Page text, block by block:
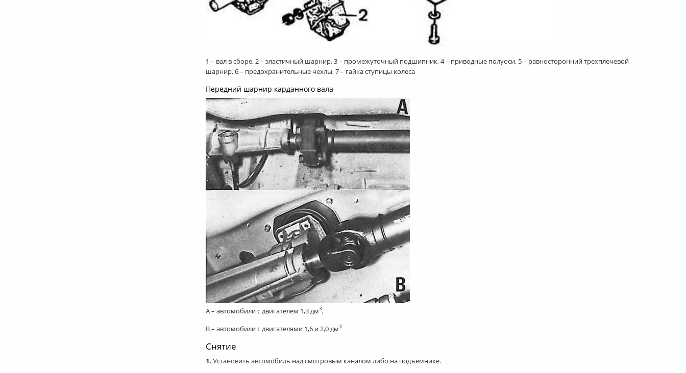
1 – вал в сборе, 2 – эластичный шарнир, 3 – промежуточный подшипник, 4 – приводные полуоси, 5 – равносторонний трехплечевой
шарнир, 6 – предохранительные чехлы, 7 – гайка ступицы колеса
Передний шарнир карданного вала
А – автомобили с двигателем 1,3 дм3,
В – автомобили с двигателями 1,6 и 2,0 дм3
Снятие
1. Установить автомобиль над смотровым каналом либо на подъемнике.